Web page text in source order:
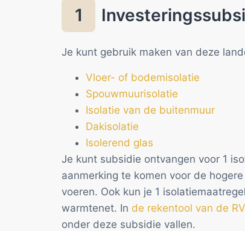
1
Je kunt gebruik maken van deze
Vloer- of bodemisolatie
Spouwmuurisolatie
Isolatie van de buitenmuur
Dakisolatie
Isolerend glas
Je kunt subsidie ontvangen voor 1
aanmerking te komen voor de
voeren. Ook kun je 1
warmtenet. In de rekentool van de
onder deze subsidie vallen.